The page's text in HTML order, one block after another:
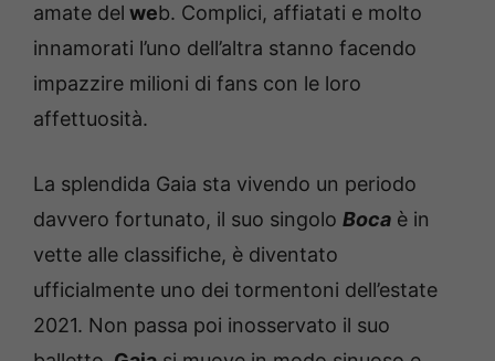
amate del web. Complici, affiatati e molto
innamorati l’uno dell’altra stanno facendo
impazzire milioni di fans con le loro
affettuosità.
La splendida Gaia sta vivendo un periodo
davvero fortunato, il suo singolo Boca è in
vette alle classifiche, è diventato
ufficialmente uno dei tormentoni dell’estate
2021. Non passa poi inosservato il suo